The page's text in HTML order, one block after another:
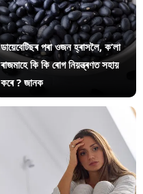
ডায়েবেটিছৰ পৰা ওজন হ্ৰাসলৈ, ক’লা
ৰাজমাহে কি কি ৰোগ নিয়ন্ত্ৰণত সহায়
কৰে ? জানক